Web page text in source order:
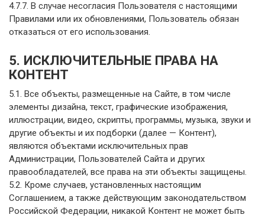
4.7.7. В случае несогласия Пользователя с настоящими
Правилами или их обновлениями, Пользователь обязан
отказаться от его использования.
5. ИСКЛЮЧИТЕЛЬНЫЕ ПРАВА НА
КОНТЕНТ
5.1. Все объекты, размещенные на Сайте, в том числе
элементы дизайна, текст, графические изображения,
иллюстрации, видео, скрипты, программы, музыка, звуки и
другие объекты и их подборки (далее — Контент),
являются объектами исключительных прав
Администрации, Пользователей Сайта и других
правообладателей, все права на эти объекты защищены.
5.2. Кроме случаев, установленных настоящим
Соглашением, а также действующим законодательством
Российской Федерации, никакой Контент не может быть